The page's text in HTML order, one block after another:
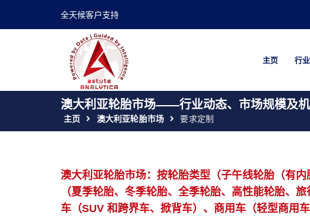
全天候客户支持
主页 行业
澳大利亚轮胎市场——行业动态、市场规模及机
主页 澳大利亚轮胎市场 要求定制
澳大利亚轮胎市场：按轮胎类型（子午线轮胎（有
（夏季轮胎、冬季轮胎、全季轮胎、高性能轮胎、
车（SUV 和跨界车、掀背车）、商用车（轻型商用